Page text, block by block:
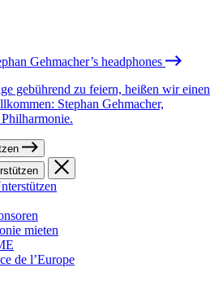
Gehmacher’s headphones
gebührend zu feiern, heißen wir einen
Stephan Gehmacher,
mieten
de l’Europe